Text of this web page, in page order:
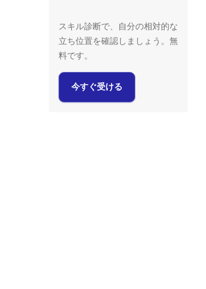
スキル診断で、自分の相対的な
立ち位置を確認しましょう。無
料です。
今すぐ受ける